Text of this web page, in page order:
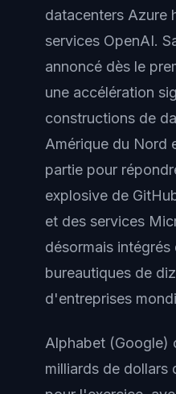
datacenters Azure
services OpenAI.
annoncé dès le
une accélération
constructions de
Amérique du Nord
partie pour
explosive de
et des services
désormais intégrés
bureautiques de
d'entreprises
Alphabet (Google)
milliards de dollars